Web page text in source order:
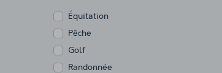
Équitation
Pêche
Golf
Randonnée